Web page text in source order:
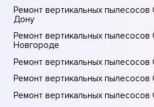
Ремонт вертикальных пылесосов
Донy
Ремонт вертикальных
Новгороде
Ремонт вертикальных
Ремонт вертикальных пылесосов
Ремонт вертикальных пылесосов